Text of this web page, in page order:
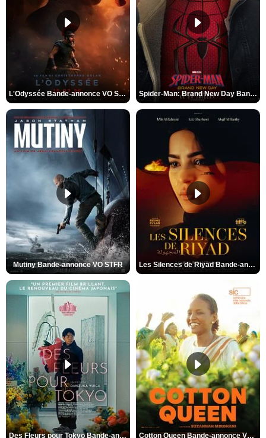
L'Odyssée Bande-annonce VO STFR Spider-Man: Brand New Day Bande-annonce VO STFR
Mutiny Bande-annonce VO STFR Les Silences de Riyad Bande-annonce VO STFR
Des Fleurs pour Tokyo Bande-annonce VO STFR Cotton Queen Bande-annonce VO STFR